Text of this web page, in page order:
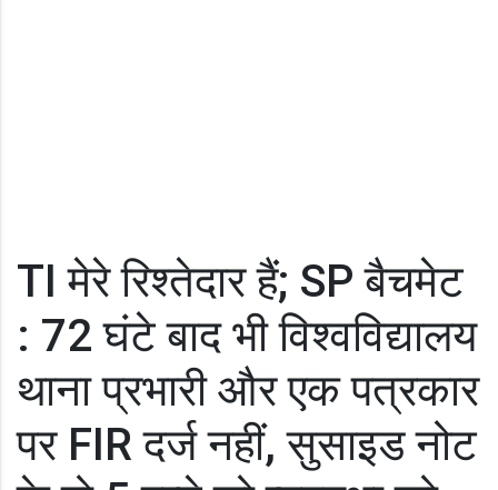
TI मेरे रिश्तेदार हैं; SP बैचमेट
: 72 घंटे बाद भी विश्वविद्यालय
थाना प्रभारी और एक पत्रकार
पर FIR दर्ज नहीं, सुसाइड नोट